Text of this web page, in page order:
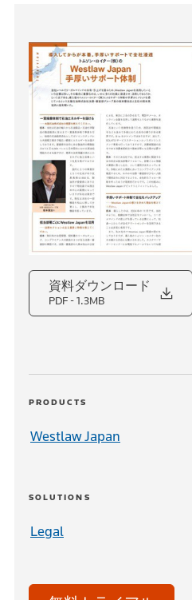
資料ダウンロード
PDF- 1.3MB
PRODUCTS
Westlaw Japan
SOLUTIONS
Legal